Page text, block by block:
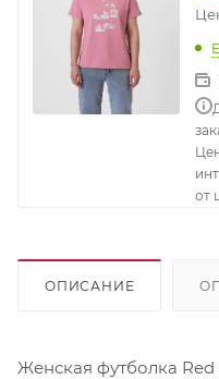
от
ОПИСАНИЕ
Женская футболка Red